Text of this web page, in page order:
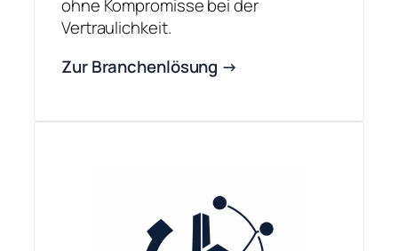
ohne Kompromisse bei der
Vertraulichkeit.
Zur Branchenlösung →